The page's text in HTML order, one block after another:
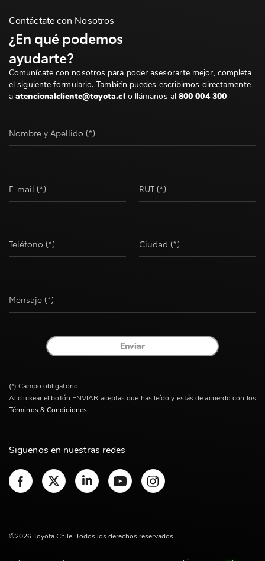
Contáctate con Nosotros
¿En qué podemos
ayudarte?
Comunícate con nosotros para poder asesorarte mejor, completa
el siguiente formulario. También puedes escribirnos directamente
aatencionalcliente@toyota.clo llámanos al 800 004 300
Siguenos en nuestras redes
Nombre y Apellido (*)
E-mail (*) RUT (*)
Teléfono (*) Ciudad (*)
Mensaje (*)
Enviar
(*) Campo obligatorio.
Al clickear el botón ENVIAR aceptas que has leído y estás de acuerdo con los
Términos & Condiciones.
©2026 Toyota Chile. Todos los derechos reservados.